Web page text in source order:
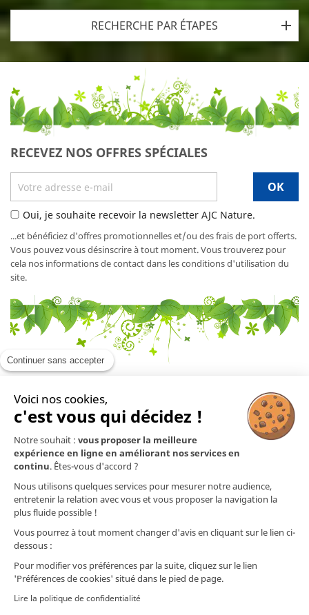
Continuer sans accepter
Voici nos cookies,
c'est vous qui décidez !
Notre souhait : vous proposer la meilleure
expérience en ligne en améliorant nos services en
continu. Êtes-vous d'accord ?
Nous utilisons quelques services pour mesurer notre audience,
entretenir la relation avec vous et vous proposer la navigation la
plus fluide possible !
Vous pourrez à tout moment changer d'avis en cliquant sur le lien ci-
dessous :
Pour modifier vos préférences par la suite, cliquez sur le lien
'Préférences de cookies' situé dans le pied de page.
Lire la politique de confidentialité
RECHERCHE PAR ÉTAPES
RECEVEZ NOS OFFRES SPÉCIALES
Oui, je souhaite recevoir la newsletter AJC Nature.
...et bénéficiez d'offres promotionnelles et/ou des frais de port offerts.
Vous pouvez vous désinscrire à tout moment. Vous trouverez pour
cela nos informations de contact dans les conditions d'utilisation du
site.
En savoir plus 
Mentions légales
Nos produits
Contact
Nos préparations ne sont pas des médicaments (selon l'article L.5111-1 du Code
de la Santé Publique). Les informations (techniques et commerciales) présentes
sur ce site ou dans nos documents ainsi que nos conseils prodigués quant à
l'utilisation de nos préparations ne dispensent nullement d'un diagnostic
médical ou vétérinaire. Les informations que nous communiquons quant aux